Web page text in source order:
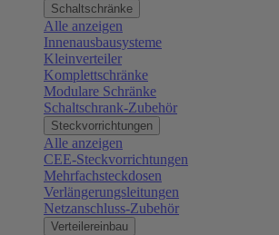
Schaltschränke
Alle anzeigen
Innenausbausysteme
Kleinverteiler
Komplettschränke
Modulare Schränke
Schaltschrank-Zubehör
Steckvorrichtungen
Alle anzeigen
CEE-Steckvorrichtungen
Mehrfachsteckdosen
Verlängerungsleitungen
Netzanschluss-Zubehör
Verteilereinbau